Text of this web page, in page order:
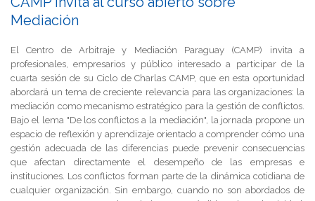
Mediación
El Centro de Arbitraje y Mediación Paraguay (CAMP) invita a
profesionales, empresarios y público interesado a participar de la
cuarta sesión de su Ciclo de Charlas CAMP, que en esta oportunidad
abordará un tema de creciente relevancia para las organizaciones: la
mediación como mecanismo estratégico para la gestión de conflictos.
Bajo el lema "De los conflictos a la mediación", la jornada propone un
espacio de reflexión y aprendizaje orientado a comprender cómo una
gestión adecuada de las diferencias puede prevenir consecuencias
que afectan directamente el desempeño de las empresas e
instituciones. Los conflictos forman parte de la dinámica cotidiana de
cualquier organización. Sin embargo, cuando no son abordados de